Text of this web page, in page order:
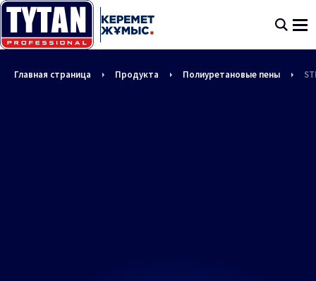
Главная страница Продукта Полиуретановые пены